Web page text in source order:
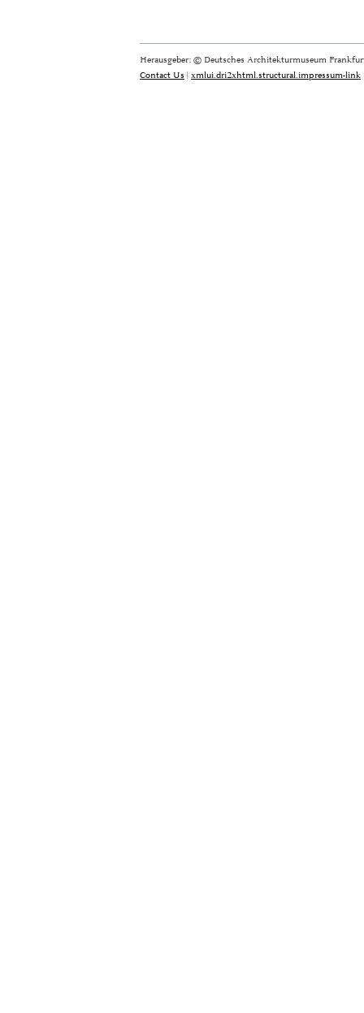
Herausgeber: © Deutsches Architekturmuseum
Contact Us | xmlui.dri2xhtml.structural.impressum-link